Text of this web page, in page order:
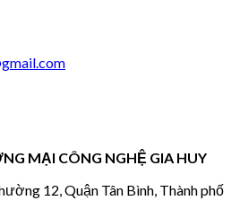
MẠI CÔNG NGHỆ GIA HUY
12, Quận Tân Bình, Thành phố